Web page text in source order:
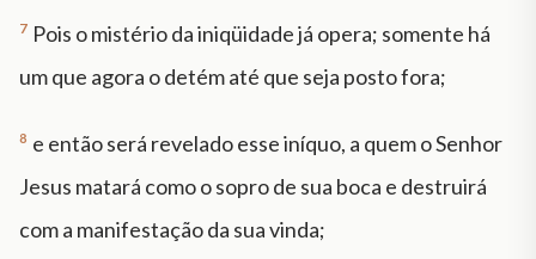
7 Pois o mistério da iniqüidade já opera; somente há
um que agora o detém até que seja posto fora;
8 e então será revelado esse iníquo, a quem o Senhor
Jesus matará como o sopro de sua boca e destruirá
com a manifestação da sua vinda;